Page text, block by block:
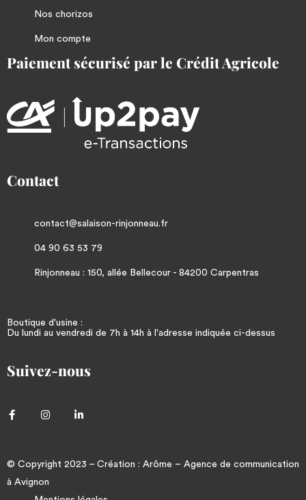
Nos chorizos
Mon compte
Paiement sécurisé par le Crédit Agricole
Contact
contact@salaison-rinjonneau.fr
04 90 63 53 79
Rinjonneau : 150, allée Bellecour - 84200 Carpentras
Boutique d'usine :
Du lundi au vendredi de 7h à 14h à l'adresse indiquée ci-dessus
Suivez-nous
© Copyright 2023 – Création : Arôme – Agence de communication
à Avignon